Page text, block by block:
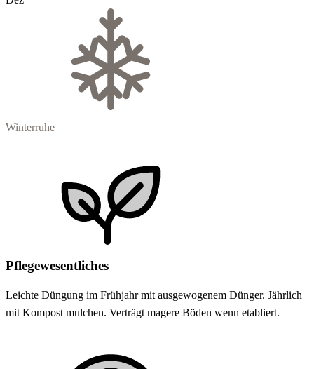
Winterruhe
Pflegewesentliches
Leichte Düngung im Frühjahr mit ausgewogenem Dünger. Jährlich
mit Kompost mulchen. Verträgt magere Böden wenn etabliert.